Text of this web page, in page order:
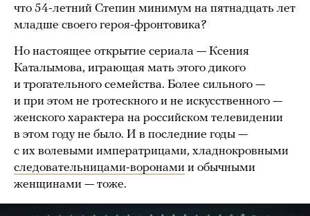
что 54-летний Степин минимум на пятнадцать лет
младше своего героя-фронтовика?
Но настоящее открытие сериала — Ксения
Каталымова, играющая мать этого дикого
и трогательного семейства. Более сильного —
и при этом не гротескного и не искусственного —
женского характера на российском телевидении
в этом году не было. И в последние годы —
с их волевыми императрицами, хладнокровными
следовательницами-воронами и обычными
женщинами — тоже.